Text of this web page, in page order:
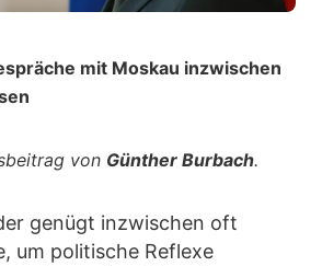
mit Moskau inzwischen
von Günther Burbach.
genügt inzwischen oft
um politische Reflexe